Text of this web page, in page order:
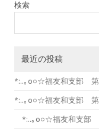
検索
最近の投稿
*:..｡o○☆福友和支部 第
*:..｡o○☆福友和支部 第
*:..｡o○☆福友和支部